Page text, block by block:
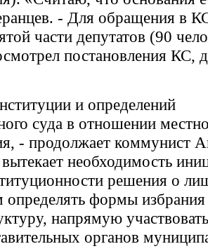
- Для обращения в
части депутатов (90
постановления КС,
и определений
суда в отношении
- продолжает коммунист
необходимость
решения о
формы избрания
напрямую
органов